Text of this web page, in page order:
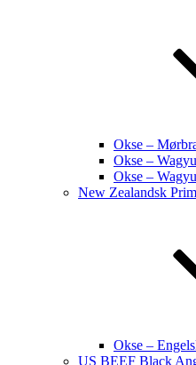
Okse –
Okse –
Okse –
New Zealandsk
Okse –
US BEEF Black